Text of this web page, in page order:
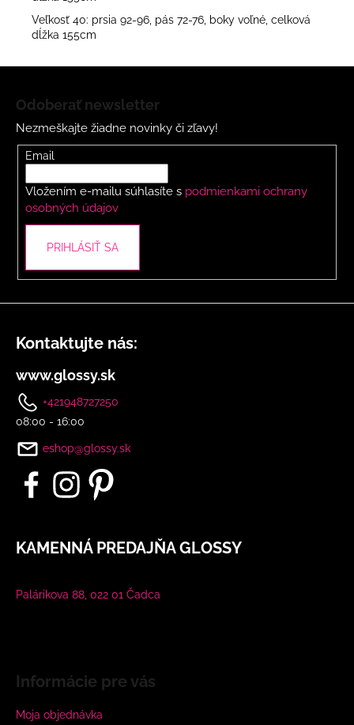
Veľkosť 40: prsia 92-96, pás 72-76, boky voľné, celková
dĺžka 155cm
Odoberať newsletter
Nezmeškajte žiadne novinky či zľavy!
Email
Vložením e-mailu súhlasíte s podmienkami ochrany
osobných údajov
PRIHLÁSIŤ SA
Kontaktujte nás:
www.glossy.sk
+421948727250
08:00 - 16:00
eshop@glossy.sk
KAMENNÁ PREDAJŇA GLOSSY
Palárikova 88, 022 01 Čadca
Informácie pre vás
Moja objednávka